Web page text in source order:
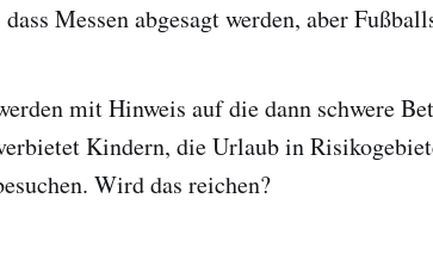
Messen abgesagt werden, aber
mit Hinweis auf die dann schwere
Kindern, die Urlaub in
Wird das reichen?